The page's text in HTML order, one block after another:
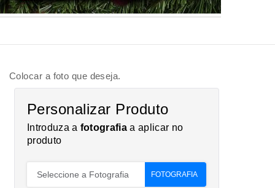
Colocar a foto que deseja.